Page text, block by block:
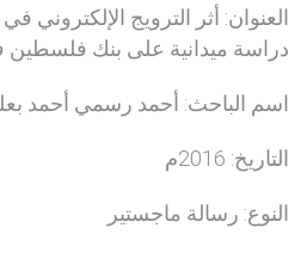
العنوان: أثر الترويج الإلكتروني
دراسة ميدانية على بنك
اسم الباحث: أحمد رسمي أحمد
التاريخ: 2016م
النوع: رسالة ماجستير